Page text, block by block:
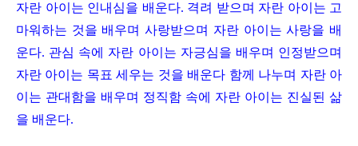
자란 아이는 인내심을 배운다. 격려 받으며 자란 아이는 고
마워하는 것을 배우며 사랑받으며 자란 아이는 사랑을 배
운다. 관심 속에 자란 아이는 자긍심을 배우며 인정받으며
자란 아이는 목표 세우는 것을 배운다 함께 나누며 자란 아
이는 관대함을 배우며 정직함 속에 자란 아이는 진실된 삶
을 배운다.